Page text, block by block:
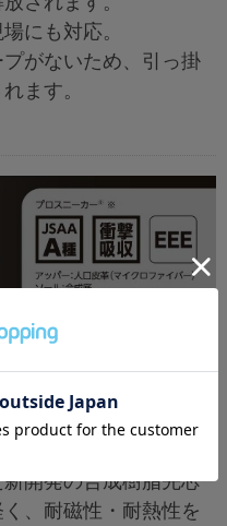
にも対応。
がないため、引っ掛
ます。
バー トゥ キャッ
開発の合成樹脂先芯
、耐磁性・耐熱性を